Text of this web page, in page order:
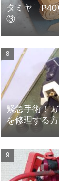
タミヤ P40
③
緊急手術！
を修理する